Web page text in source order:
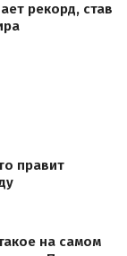
рекорд, став
правит
на самом